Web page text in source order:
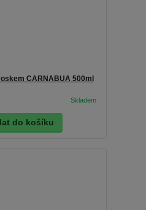
CARNABUA 500ml
do košíku